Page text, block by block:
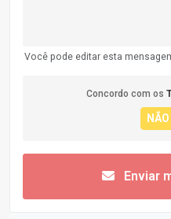
Você pode editar esta
Concordo com os
Enviar